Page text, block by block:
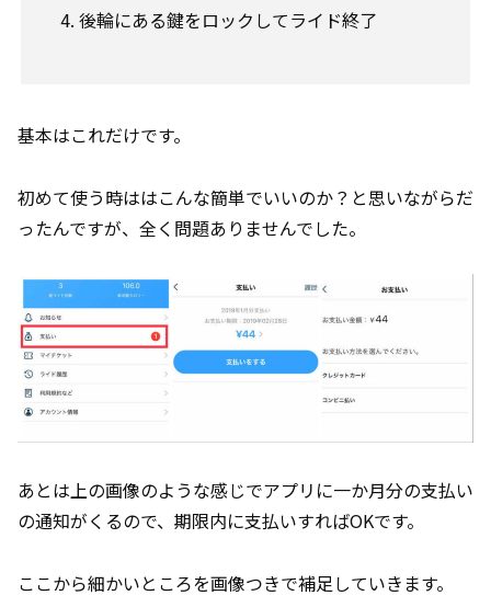
後輪にある鍵をロックしてライド終了
基本はこれだけです。
初めて使う時ははこんな簡単でいいのか？と思いながらだ
ったんですが、全く問題ありませんでした。
あとは上の画像のような感じでアプリに一か月分の支払い
の通知がくるので、期限内に支払いすればOKです。
ここから細かいところを画像つきで補足していきます。